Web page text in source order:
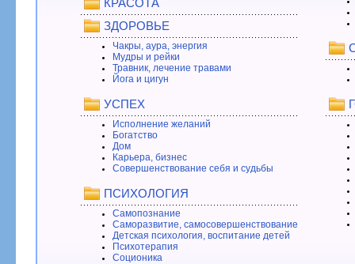
ЗДОРОВЬЕ
Чакры, аура, энергия
Мудры и рейки
Травник, лечение травами
Йога и цигун
УСПЕХ
Исполнение желаний
Богатство
Дом
Карьера, бизнес
Совершенствование себя и судьбы
ПСИХОЛОГИЯ
Самопознание
Саморазвитие, самосовершенствование
Детская психология, воспитание детей
Психотерапия
Соционика